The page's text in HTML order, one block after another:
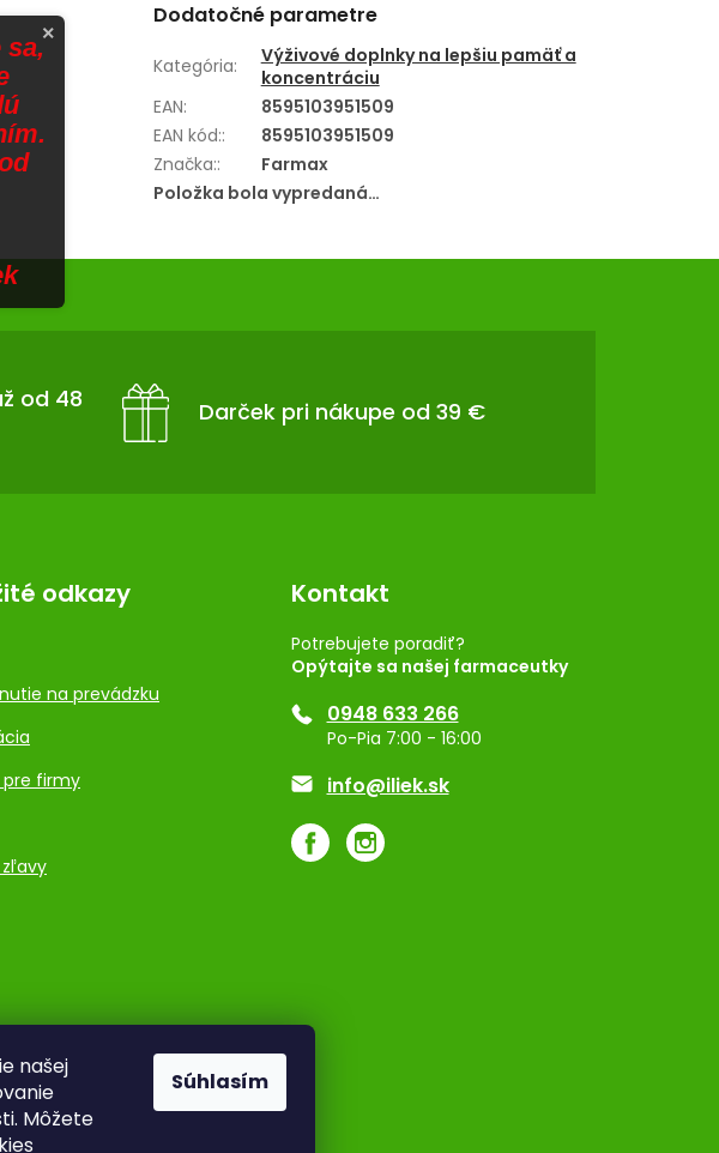
našej
Môžete
Súhlasím
Dodatočné parametre
Kategória:
Výživové doplnky na lepšiu pamäť a
koncentráciu
EAN:
8595103951509
EAN kód::
8595103951509
Značka::
Farmax
Položka bola vypredaná…
od 48
Darček pri nákupe od 39 €
odkazy
na prevádzku
pre firmy
Kontakt
Potrebujete poradiť?
Opýtajte sa našej farmaceutky
0948 633 266
Po-Pia 7:00 - 16:00
info@iliek.sk
×
sa,